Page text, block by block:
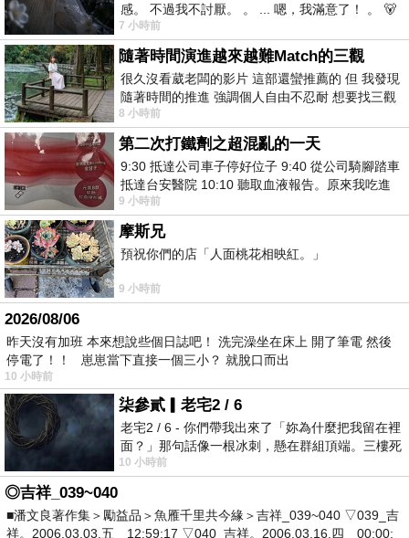
感。 不過我不討厭。 。 ... 嗯，我滿意了！ 。 🐻
昨中
7 小時前
隨著時間演進越來越難Match的三觀
很久沒看葳老闆的影片 這部還蠻推薦的 但 我發現
隨著時間的推進 強調個人自由不忍耐 想要找三觀
接近的不要說對象 連朋友都超
8 小時前
第二次打鐵劑之超混亂的一天
9:30 抵達公司車子停好位子 9:40 從公司騎腳踏車
抵達台安醫院 10:10 聽取血液報告。原來我吃進
去的 B12 彌可保並非沒有吸收而是超
9 小時前
摩斯兄
預祝你們的店「人面桃花相映紅。」
9 小時前
2026/08/06
昨天沒有加班 本來想說些個日誌吧！ 洗完澡坐在床上 開了筆電 然後
停電了！！ 崽崽當下直接一個三小？ 就脫口而出
10 小時前
柒參貳▎老宅2 / 6
老宅2 / 6 - 你們帶我出來了「妳為什麼把我留在裡
面？」那句話像一根冰刺，懸在群組頂端。三樓死
死盯著照片裡的人。那個人確實站在
10 小時前
◎吉祥_039~040
■潘文良著作集＞勵益品＞魚雁千里共今緣＞吉祥_039~040 ▽039_吉
祥。2006.03.03.五 12:59:17 ▽040_吉祥。2006.03.16.四 00:00: